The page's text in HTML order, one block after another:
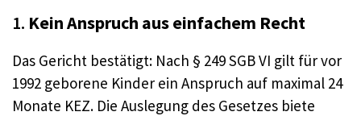
1. Kein Anspruch aus einfachem Recht
Das Gericht bestätigt: Nach § 249 SGB VI gilt für vor
1992 geborene Kinder ein Anspruch auf maximal 24
Monate KEZ. Die Auslegung des Gesetzes biete